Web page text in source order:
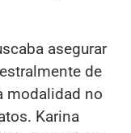
asegurar
de
modalidad no
Karina